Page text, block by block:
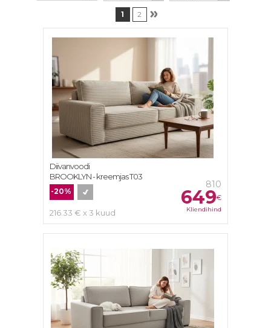
1 2
810
649€
Kliendihind
-20%
216.33 € x 3 kuud
Diivanvoodi
BROOKLYN - kreemjas T03